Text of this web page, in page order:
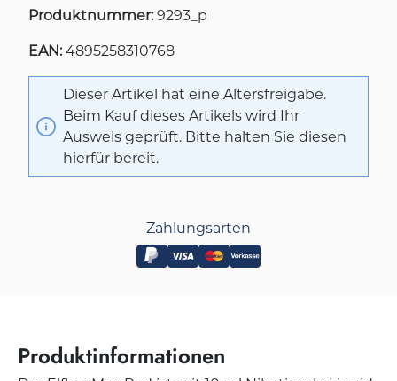
Produktnummer: 9293_p
EAN: 4895258310768
Dieser Artikel hat eine Altersfreigabe.
Beim Kauf dieses Artikels wird Ihr
Ausweis geprüft. Bitte halten Sie diesen
hierfür bereit.
Zahlungsarten
Produktinformationen